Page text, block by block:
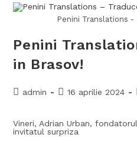
Penini Translations -
Penini
in Brasov!
admin 16 aprilie 2024
Vineri, Adrian Urban,
invitatul surpriza